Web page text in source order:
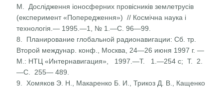
М. До­слідження іоносферних провісників землетрусів
(експери­мент «Попередження») // Космічна наука і
технологія.— 1995.—1, № 1.—С. 96—99.
8. Планирование глобальной радионавигации: Сб. тр.
Второй междунар. конф., Москва, 24—26 июня 1997 г. —
М.: НТЦ «Интернавигация», 1997.—Т. 1.—254 с; Т. 2.
—С. 255— 489.
9. Хомяков Э. Н., Макаренко Б. И., Трикоз Д. В., Кащен­ко